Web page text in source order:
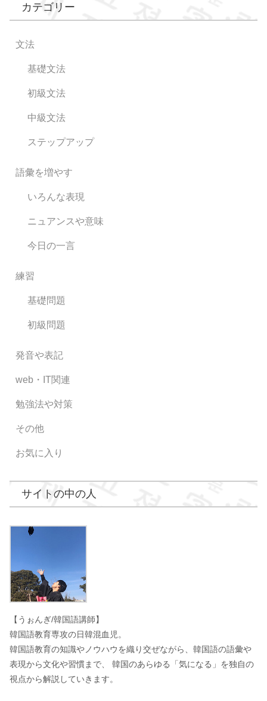
カテゴリー
文法
基礎文法
初級文法
中級文法
ステップアップ
語彙を増やす
いろんな表現
ニュアンスや意味
今日の一言
練習
基礎問題
初級問題
発音や表記
web・IT関連
勉強法や対策
その他
お気に入り
サイトの中の人
うぉんぎ
【うぉんぎ/韓国語講師】
韓国語教育専攻の日韓混血児。
韓国語教育の知識やノウハウを織り交ぜながら、韓国語の語彙や
表現から文化や習慣まで、 韓国のあらゆる「気になる」を独自の
視点から解説していきます。